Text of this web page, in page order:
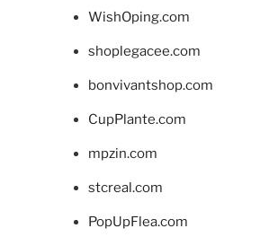
WishOping.com
shoplegacee.com
bonvivantshop.com
CupPlante.com
mpzin.com
stcreal.com
PopUpFlea.com